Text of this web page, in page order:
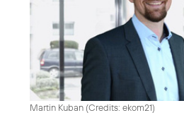
Martin Kuban (Credits: ekom21)